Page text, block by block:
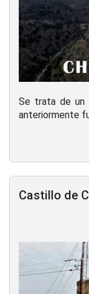
Se trata de un
anteriormente
Castillo de